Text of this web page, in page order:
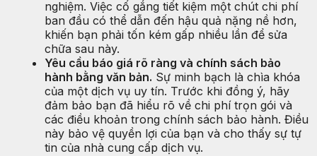
nghiệm. Việc cố gắng tiết kiệm một chút chi phí
ban đầu có thể dẫn đến hậu quả nặng nề hơn,
khiến bạn phải tốn kém gấp nhiều lần để sửa
chữa sau này.
Yêu cầu báo giá rõ ràng và chính sách bảo
hành bằng văn bản. Sự minh bạch là chìa khóa
của một dịch vụ uy tín. Trước khi đồng ý, hãy
đảm bảo bạn đã hiểu rõ về chi phí trọn gói và
các điều khoản trong chính sách bảo hành. Điều
này bảo vệ quyền lợi của bạn và cho thấy sự tự
tin của nhà cung cấp dịch vụ.